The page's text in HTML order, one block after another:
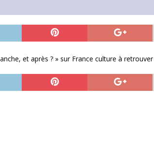
et après ? » sur France culture à retrouver